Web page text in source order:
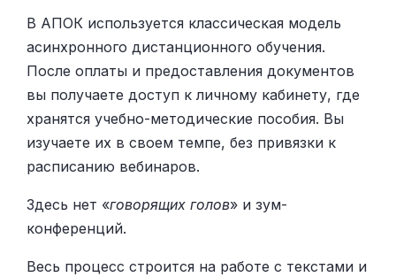
В АПОК используется классическая модель
асинхронного дистанционного обучения.
После оплаты и предоставления документов
вы получаете доступ к личному кабинету, где
хранятся учебно-методические пособия. Вы
изучаете их в своем темпе, без привязки к
расписанию вебинаров.
Здесь нет «говорящих голов» и зум-
конференций.
Весь процесс строится на работе с текстами и